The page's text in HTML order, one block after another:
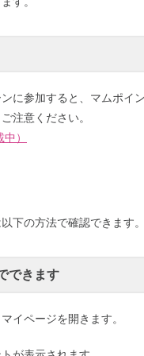
に参加すると、マムポイ
注意ください。
）
下の方法で確認できます。
できます
イページを開きます。